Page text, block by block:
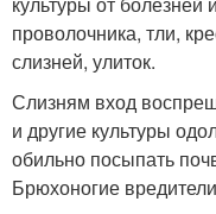
проволочника, тли,
слизней, улиток.
Слизням вход
и другие культуры
обильно посыпать
Брюхоногие